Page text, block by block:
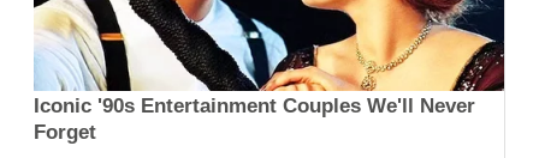
Iconic '90s Entertainment Couples We'll Never
Forget